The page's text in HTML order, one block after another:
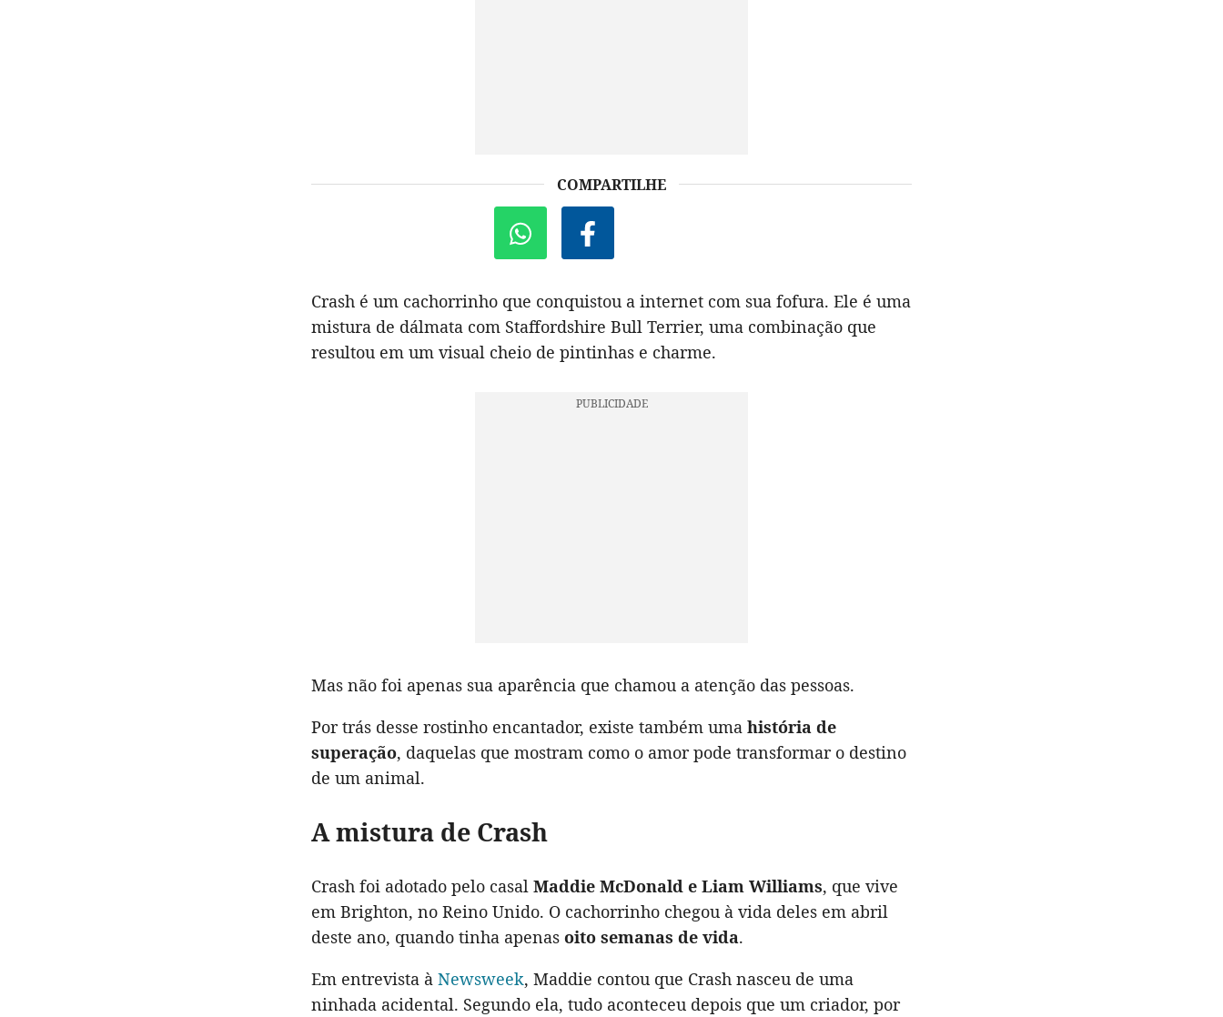
COMPARTILHE
Crash é um cachorrinho que conquistou a internet com sua fofura. Ele é uma
mistura de dálmata com Staffordshire Bull Terrier, uma combinação que
resultou em um visual cheio de pintinhas e charme.
Mas não foi apenas sua aparência que chamou a atenção das pessoas.
Por trás desse rostinho encantador, existe também uma história de
superação, daquelas que mostram como o amor pode transformar o destino
de um animal.
A mistura de Crash
Crash foi adotado pelo casal Maddie McDonald e Liam Williams, que vive
em Brighton, no Reino Unido. O cachorrinho chegou à vida deles em abril
deste ano, quando tinha apenas oito semanas de vida.
Em entrevista à Newsweek, Maddie contou que Crash nasceu de uma
ninhada acidental. Segundo ela, tudo aconteceu depois que um criador, por